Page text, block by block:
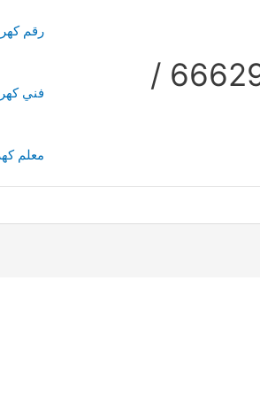
فني كهربائي منازل / 66629504 /
رقم
فني
معلم